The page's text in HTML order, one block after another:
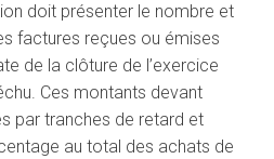
doit présenter le nombre et
factures reçues ou émises
de la clôture de l’exercice
Ces montants devant
par tranches de retard et
au total des achats de